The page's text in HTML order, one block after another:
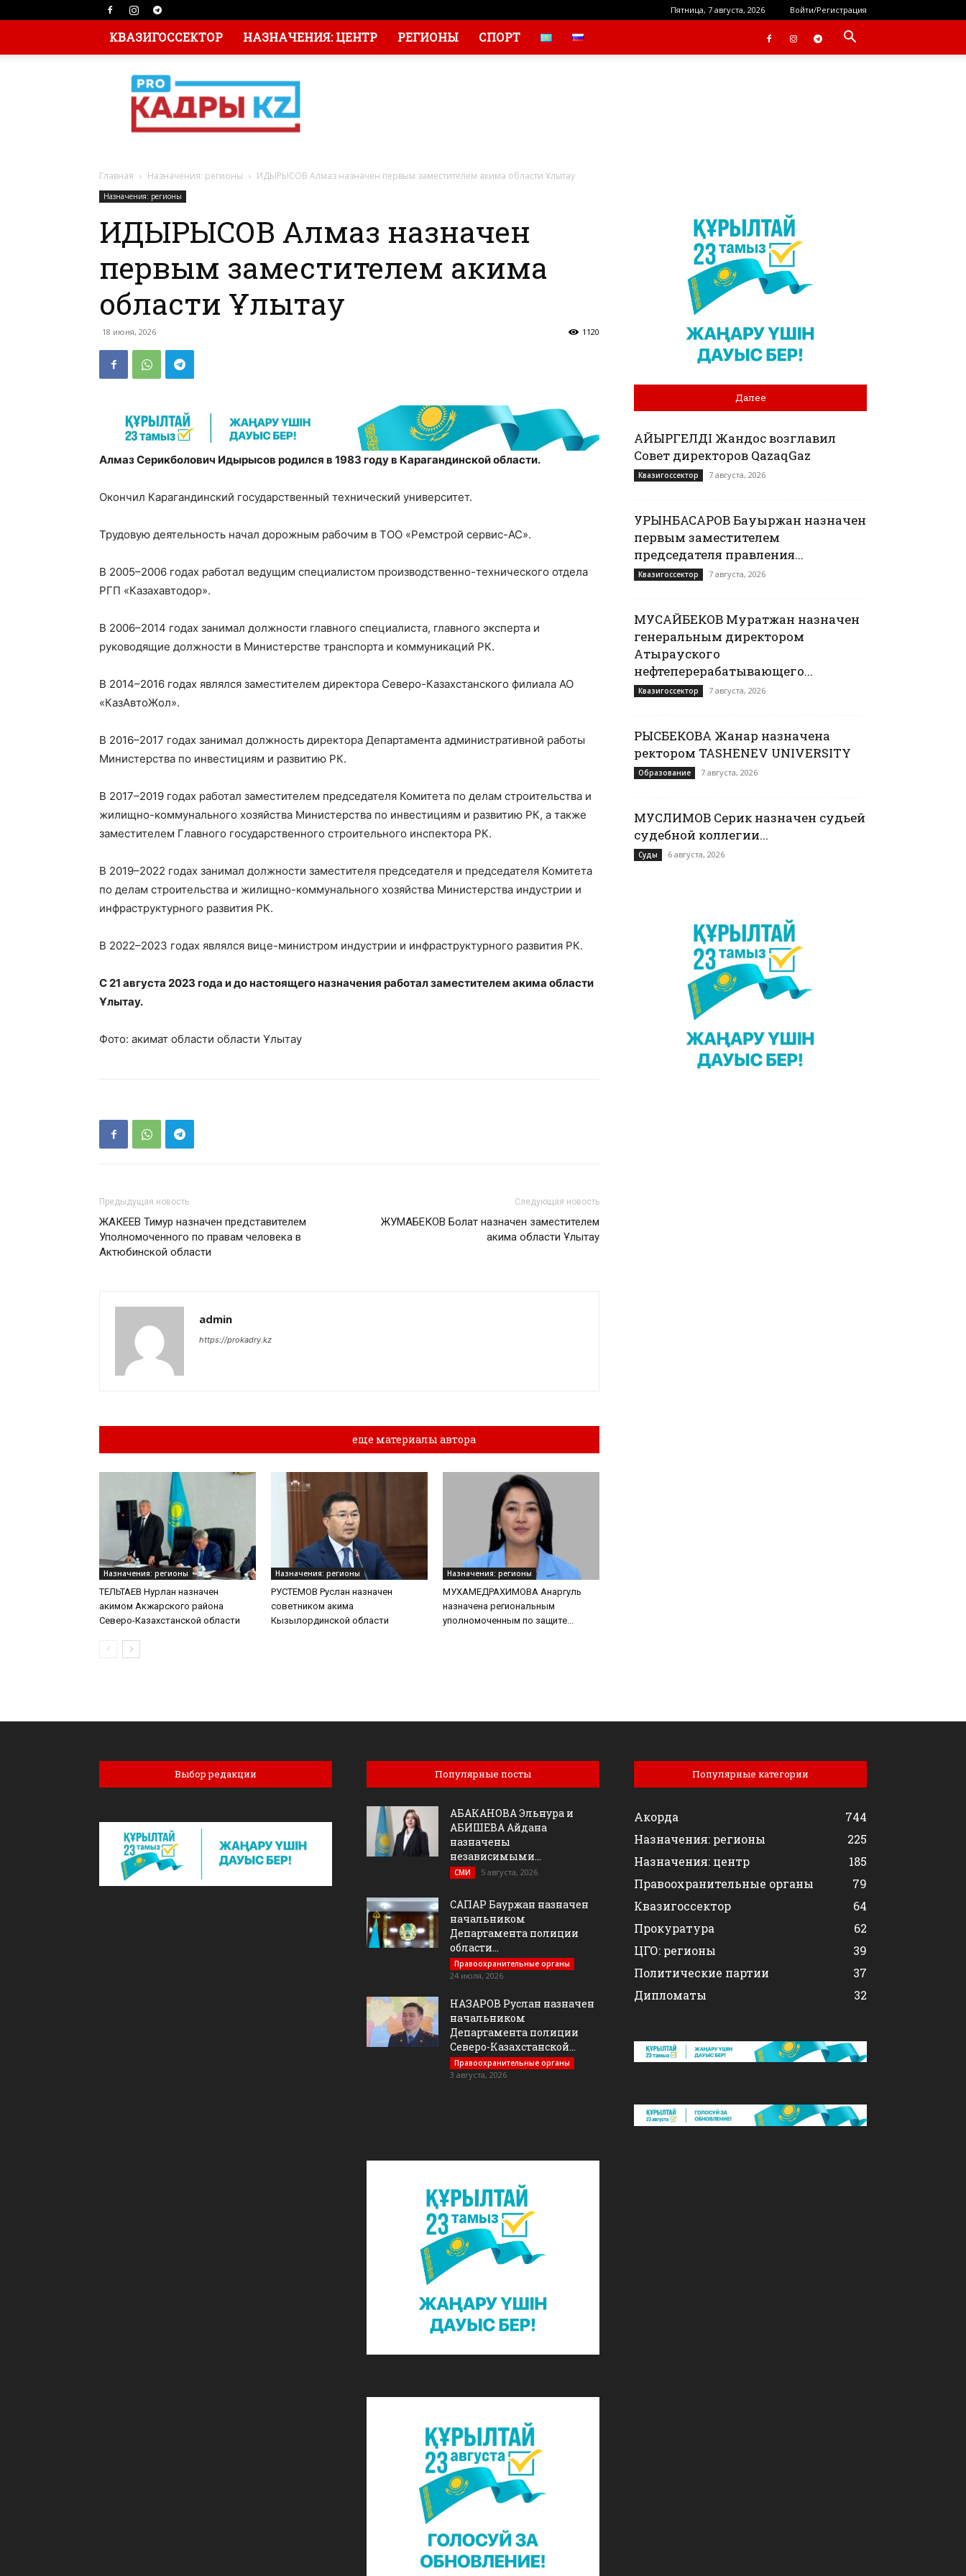
Пятница, 7 августа, 2026 Войти/Регистрация
КВАЗИГОССЕКТОР НАЗНАЧЕНИЯ: ЦЕНТР РЕГИОНЫ СПОРТ
Главная Назначения: регионы ИДЫРЫСОВ Алмаз назначен первым заместителем акима области Ұлытау
Назначения: регионы
ИДЫРЫСОВ Алмаз назначен
первым заместителем акима
области Ұлытау
18 июня, 2026 1120
Алмаз Серикболович Идырысов родился в 1983 году в Карагандинской области.
Окончил Карагандинский государственный технический университет.
Трудовую деятельность начал дорожным рабочим в ТОО «Ремстрой сервис-АС».
В 2005–2006 годах работал ведущим специалистом производственно-технического отдела
РГП «Казахавтодор».
В 2006–2014 годах занимал должности главного специалиста, главного эксперта и
руководящие должности в Министерстве транспорта и коммуникаций РК.
В 2014–2016 годах являлся заместителем директора Северо-Казахстанского филиала АО
«КазАвтоЖол».
В 2016–2017 годах занимал должность директора Департамента административной работы
Министерства по инвестициям и развитию РК.
В 2017–2019 годах работал заместителем председателя Комитета по делам строительства и
жилищно-коммунального хозяйства Министерства по инвестициям и развитию РК, а также
заместителем Главного государственного строительного инспектора РК.
В 2019–2022 годах занимал должности заместителя председателя и председателя Комитета
по делам строительства и жилищно-коммунального хозяйства Министерства индустрии и
инфраструктурного развития РК.
В 2022–2023 годах являлся вице-министром индустрии и инфраструктурного развития РК.
С 21 августа 2023 года и до настоящего назначения работал заместителем акима области
Ұлытау.
Фото: акимат области области Ұлытау
Предыдущая новость
ЖАКЕЕВ Тимур назначен представителем
Уполномоченного по правам человека в
Актюбинской области
Следующая новость
ЖУМАБЕКОВ Болат назначен заместителем
акима области Ұлытау
admin
https://prokadry.kz
еще материалы автора
Назначения: регионы
ТЕЛЬТАЕВ Нурлан назначен
акимом Акжарского района
Северо-Казахстанской области
Назначения: регионы
РУСТЕМОВ Руслан назначен
советником акима
Кызылординской области
Назначения: регионы
МУХАМЕДРАХИМОВА Анаргуль
назначена региональным
уполномоченным по защите...
Далее
ҚАЙЫРГЕЛДІ Жандос возглавил
Совет директоров QazaqGaz
Квазигоссектор 7 августа, 2026
УРЫНБАСАРОВ Бауыржан назначен
первым заместителем
председателя правления...
Квазигоссектор 7 августа, 2026
МУСАЙБЕКОВ Муратжан назначен
генеральным директором
Атырауского
нефтеперерабатывающего...
Квазигоссектор 7 августа, 2026
РЫСБЕКОВА Жанар назначена
ректором TASHENEV UNIVERSITY
Образование 7 августа, 2026
МУСЛИМОВ Серик назначен судьей
судебной коллегии...
Суды 6 августа, 2026
Выбор редакции Популярные посты
АБАКАНОВА Эльнура и
АБИШЕВА Айдана
назначены
независимыми...
СМИ 5 августа, 2026
САПАР Бауржан назначен
начальником
Департамента полиции
области...
Правоохранительные органы
24 июля, 2026
НАЗАРОВ Руслан назначен
начальником
Департамента полиции
Северо-Казахстанской...
Правоохранительные органы
3 августа, 2026
Популярные категории
Акорда
744
Назначения: регионы
225
Назначения: центр
185
Правоохранительные органы
79
Квазигоссектор
64
Прокуратура
62
ЦГО: регионы
39
Политические партии
37
Дипломаты
32